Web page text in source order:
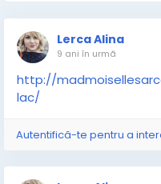
Lerca Alina
9 ani în urmă
http://
lac/
Autentifică-te pentru a